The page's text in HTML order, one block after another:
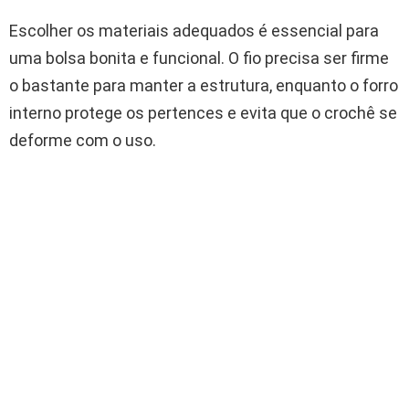
Escolher os materiais adequados é essencial para
uma bolsa bonita e funcional. O fio precisa ser firme
o bastante para manter a estrutura, enquanto o forro
interno protege os pertences e evita que o crochê se
deforme com o uso.